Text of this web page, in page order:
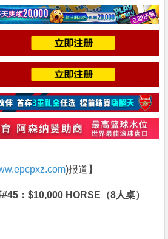
)报道】
：$10,000 HORSE（8人桌）